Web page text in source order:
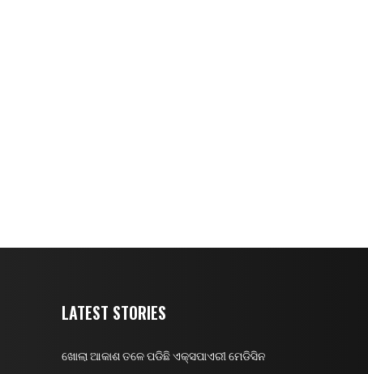
LATEST STORIES
ଖୋଲା ଆକାଶ ତଳେ ପଡିଛି ଏକ୍ସପାଏରୀ ମେଡିସିନ